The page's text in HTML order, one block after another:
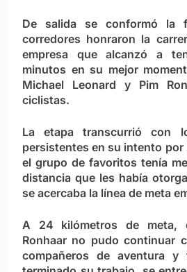
De salida se conformó la
corredores honraron la
empresa que alcanzó a
minutos en su mejor
Michael Leonard y Pim
ciclistas.
La etapa transcurrió con
persistentes en su intento por
el grupo de favoritos tenía
distancia que les había
se acercaba la línea de meta
A 24 kilómetros de meta,
Ronhaar no pudo continuar
compañeros de aventura